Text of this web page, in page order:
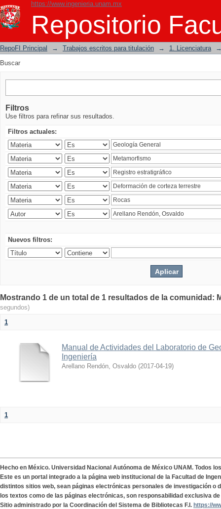
https://www.ingenieria.unam.mx
Repositorio
Buscar
RepoFI Principal → Trabajos escritos para titulación → 1. Licenciatura
Buscar
Filtros
Use filtros para refinar sus resultados.
Filtros actuales:
Nuevos filtros:
Mostrando 1 de un total de 1 resultados de la comunidad:
segundos)
1
Manual de Actividades del Laboratorio de
Ingeniería
Arellano Rendón, Osvaldo (2017-04-19)
1
Hecho en México. Universidad Nacional Autónoma de México UNAM. Todos
Este es un portal integrado a la página web institucional de la Facultad de
distintos sitios web, sean páginas electrónicas personales de investigación o
los textos como de las páginas electrónicas, son responsabilidad exclusiva
Sitio administrado por la Coordinación del Sistema de Bibliotecas F.I. https://